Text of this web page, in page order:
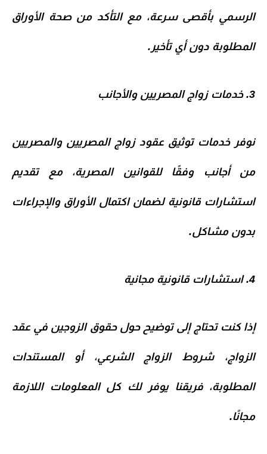
الرسمي بأقصى سرعة، مع التأكد من صحة الأوراق
المطلوبة دون أي تأخير.
3. خدمات زواج المصريين والأجانب
نوفر خدماتتوثيق عقود زواج المصريين والمصريين
من أجانب وفقًا للقوانين المصرية، مع تقديم
استشارات قانونية لضمان اكتمال الأوراق والإجراءات
بدون مشاكل.
4. استشارات قانونية مجانية
إذا كنت تحتاج إلى توضيح حولحقوق الزوجين في عقد
الزواج، شروط الزواج الشرعي، أو المستندات
المطلوبة، فريقنا يوفر لك كل المعلومات اللازمة
مجانًا.